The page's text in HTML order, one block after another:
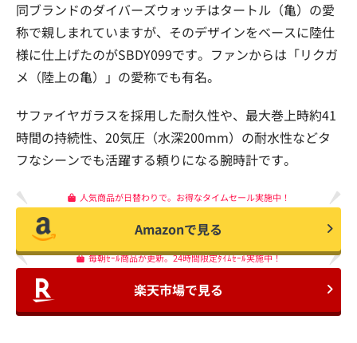
同ブランドのダイバーズウォッチはタートル（亀）の愛
称で親しまれていますが、そのデザインをベースに陸仕
様に仕上げたのがSBDY099です。ファンからは「リクガ
メ（陸上の亀）」の愛称でも有名。
サファイヤガラスを採用した耐久性や、最大巻上時約41
時間の持続性、20気圧（水深200mm）の耐水性などタ
フなシーンでも活躍する頼りになる腕時計です。
人気商品が日替わりで。お得なタイムセール実施中！
Amazonで見る
毎朝ｾｰﾙ商品が更新。24時間限定ﾀｲﾑｾｰﾙ実施中！
楽天市場で見る